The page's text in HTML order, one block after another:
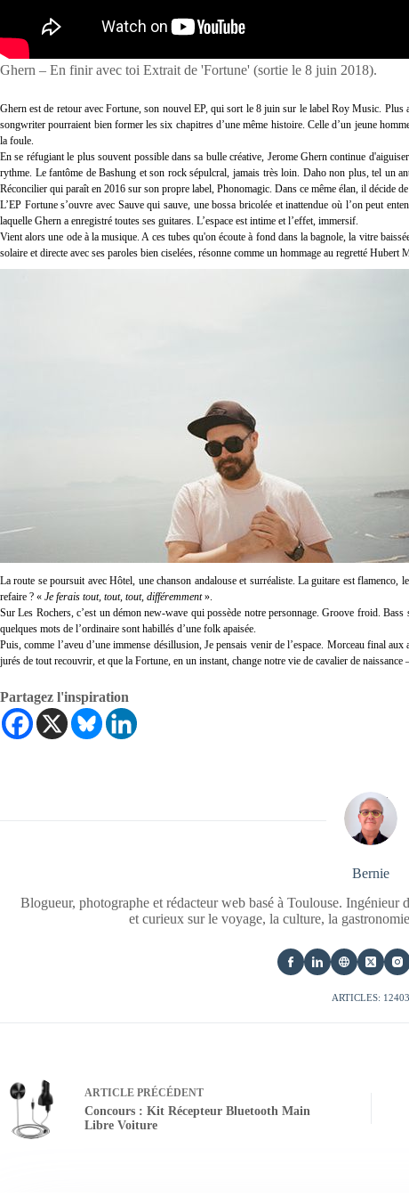
Ghern – En finir avec toi Extrait de 'Fortune' (sortie le 8 juin 2018).
Ghern est de retour avec Fortune, son nouvel EP, qui sort le 8 juin sur le label Roy Music. Plus
songwriter pourraient bien former les six chapitres d’une même histoire. Celle d’un jeune
la foule.
En se réfugiant le plus souvent possible dans sa bulle créative, Jerome Ghern continue
rythme. Le fantôme de Bashung et son rock sépulcral, jamais très loin. Daho non plus, tel un
Réconcilier qui paraît en 2016 sur son propre label, Phonomagic. Dans ce même élan, il décide
L’EP Fortune s’ouvre avec Sauve qui sauve, une bossa bricolée et inattendue où l’on peut
laquelle Ghern a enregistré toutes ses guitares. L’espace est intime et l’effet, immersif.
Vient alors une ode à la musique. A ces tubes qu'on écoute à fond dans la bagnole, la vitre
solaire et directe avec ses paroles bien ciselées, résonne comme un hommage au regretté Hubert
La route se poursuit avec Hôtel, une chanson andalouse et surréaliste. La guitare est
refaire ? « Je ferais tout, tout, tout, différemment».
Sur Les Rochers, c’est un démon new-wave qui possède notre personnage. Groove froid.
quelques mots de l’ordinaire sont habillés d’une folk apaisée.
Puis, comme l’aveu d’une immense désillusion, Je pensais venir de l’espace. Morceau final
jurés de tout recouvrir, et que la Fortune, en un instant, change notre vie de cavalier de
Partagez l'inspiration
Bernie
Blogueur, photographe et rédacteur web basé à Toulouse.
et curieux sur le voyage, la culture, la
ARTICLES: 12403
ARTICLE PRÉCÉDENT
Concours : Kit Récepteur Bluetooth Main
Libre Voiture